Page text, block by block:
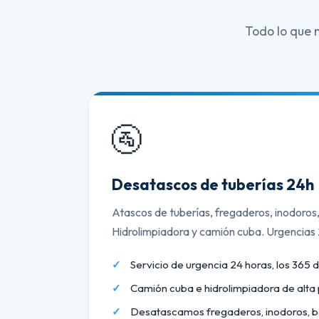
Todo lo que
🚰
Desatascos de tuberías 24h
Atascos de tuberías, fregaderos,
Hidrolimpiadora y camión cuba. Urgencias
Servicio de urgencia 24 horas, los 365
Camión cuba e hidrolimpiadora de alta
Desatascamos fregaderos, inodoros,